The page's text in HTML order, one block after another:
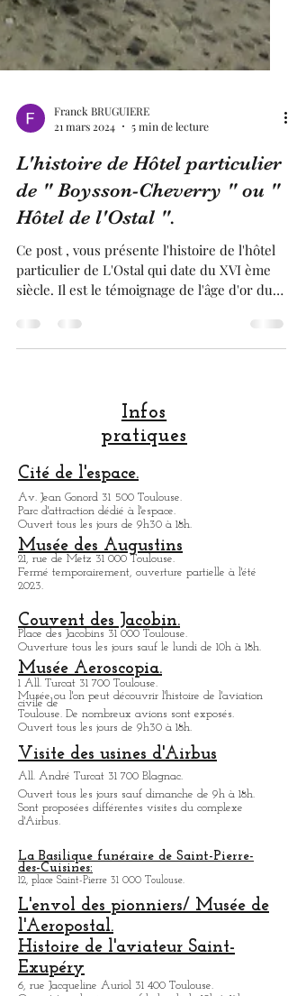
Franck BRUGUIERE
21 mars 2024
5 min de lecture
L'histoire de Hôtel particulier
de " Boysson-Cheverry " ou "
Hôtel de l'Ostal ".
Ce post , vous présente l'histoire de l'hôtel
particulier de L'Ostal qui date du XVI ème
que en a fait sa richesse. Il faut
effectivement savoir que Toulouse et Venise
sont les deux villes, à avoir le lus grand
nombre d'hôtels particuliers, dans leur
centre ville. Le Pastel qui était un pigment
bleu magnifique avait été adopté, par
l'ensemble des noblesses d'Europe, de
l'église catholiq
Infos
pratiques
Cité de l'espace.
Av. Jean Gonord 31 500 Toulouse.
Parc d'attraction dédié à l'espace.
Musée des Augustins
21, rue de Metz 31 000 Toulouse.
Fermé temporairement, ouverture partielle à l'été
2023.
Couvent des Jacobin.
Place des Jacobins 31 000 Toulouse.
Ouverture tous les jours sauf le lundi de 10h à 18h.
Musée Aeroscopia.
1 All. Turcat 31 700 Toulouse.
Musée oul'on peut découvrir l'histoire de l'aviation
Toulouse. De nombreux avions sont exposés.
Ouvert tous les jours de 9h30 à 18h.
All. André Turcat 31 700 Blagnac.
Ouvert tous les jours sauf dimanche de 9h à 18h.
Sont proposées différentes visites du complexe
d'Airbus.
La Basilique funéraire de Saint-Pierre-
des-Cuisines:
12, place Saint-Pierre 31 000 Toulouse.
L'envol des pionniers/ Musée de